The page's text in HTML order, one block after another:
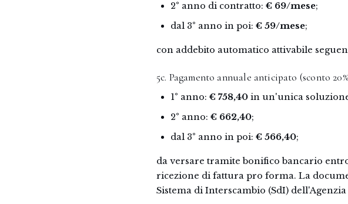
2° anno di contratto: € 69/mese;
dal 3° anno in poi: € 59/mese;
con addebito automatico attivabile
5c. Pagamento annuale anticipato (sconto
1° anno: € 758,40 in un'unica
2° anno: € 662,40;
dal 3° anno in poi: € 566,40;
da versare tramite bonifico bancario
ricezione di fattura pro forma. La
Sistema di Interscambio (SdI)